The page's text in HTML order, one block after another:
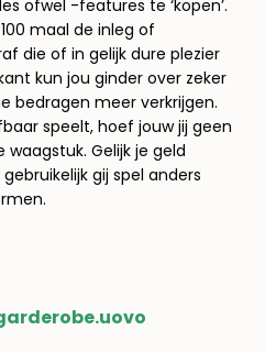
ofwel -features te ‘kopen’.
maal de inleg of
die of in gelijk dure plezier
kun jou ginder over zeker
bedragen meer verkrijgen.
speelt, hoef jouw jij geen
Gelijk je geld
gij spel anders